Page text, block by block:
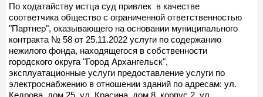
По ходатайству истца суд привлек в качестве
соответчика общество с ограниченной ответственностью
"Партнер", оказывающего на основании муниципального
контракта № 58 от 25.11.2022 услуги по содержанию
нежилого фонда, находящегося в собственности
городского округа "Город Архангельск",
эксплуатационные услуги предоставление услуги по
электроснабжению в отношении зданий по адресам: ул.
Кедрова, дом 25, ул. Красина, дом 8, корпус 2, ул.